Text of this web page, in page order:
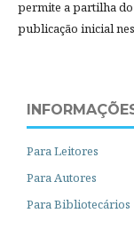
permite a partilha
publicação inicial
Para Leitores
Para Autores
Para Bibliotecários